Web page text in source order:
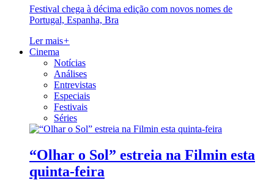
Festival chega à décima edição com novos nomes de
Portugal, Espanha, Bra
Ler mais+
Cinema
Notícias
Análises
Entrevistas
Especiais
Festivais
Séries
“Olhar o Sol” estreia na Filmin esta
quinta-feira